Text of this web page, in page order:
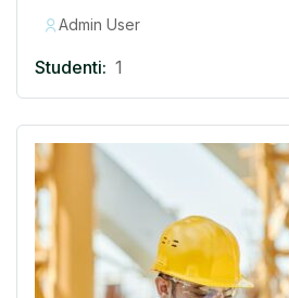
Admin User
Studenti: 1